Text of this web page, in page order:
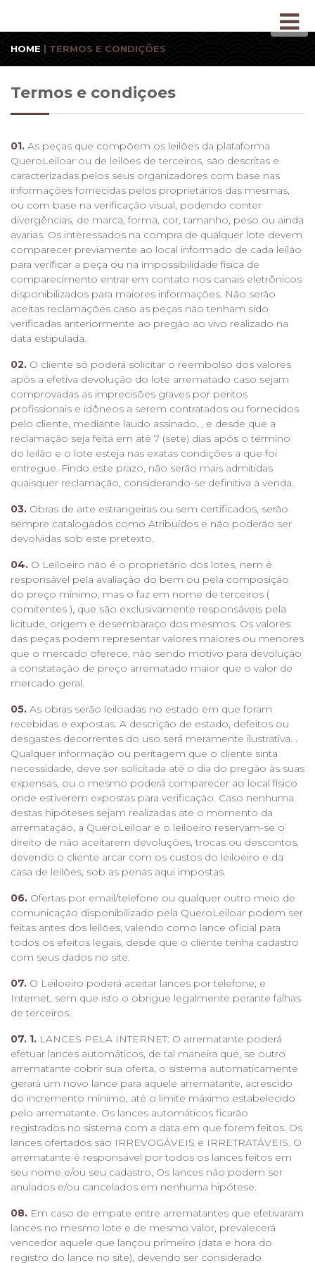
HOME | TERMOS E CONDIÇÕES
Termos e condiçoes
01. As peças que compõem os leilões da plataforma
QueroLeiloar ou de leilões de terceiros, são descritas e
caracterizadas pelos seus organizadores com base nas
informações fornecidas pelos proprietários das mesmas,
ou com base na verificação visual, podendo conter
divergências, de marca, forma, cor, tamanho, peso ou ainda
avarias. Os interessados na compra de qualquer lote devem
comparecer previamente ao local informado de cada leilão
para verificar a peça ou na impossibilidade física de
comparecimento entrar em contato nos canais eletrônicos
disponibilizados para maiores informações. Não serão
aceitas reclamações caso as peças não tenham sido
verificadas anteriormente ao pregão ao vivo realizado na
data estipulada.
02. O cliente só poderá solicitar o reembolso dos valores
após a efetiva devolução do lote arrematado caso sejam
comprovadas as imprecisões graves por peritos
profissionais e idôneos a serem contratados ou fornecidos
pelo cliente, mediante laudo assinado, , e desde que a
reclamação seja feita em até 7 (sete) dias após o término
do leilão e o lote esteja nas exatas condições a que foi
entregue. Findo este prazo, não serão mais admitidas
quaisquer reclamação, considerando-se definitiva a venda.
03. Obras de arte estrangeiras ou sem certificados, serão
sempre catalogados como Atribuídos e não poderão ser
devolvidas sob este pretexto.
04. O Leiloeiro não é o proprietário dos lotes, nem é
responsável pela avaliação do bem ou pela composição
do preço mínimo, mas o faz em nome de terceiros (
comitentes ), que são exclusivamente responsáveis pela
licitude, origem e desembaraço dos mesmos. Os valores
das peças podem representar valores maiores ou menores
que o mercado oferece, não sendo motivo para devolução
a constatação de preço arrematado maior que o valor de
mercado geral.
05. As obras serão leiloadas no estado em que foram
recebidas e expostas. A descrição de estado, defeitos ou
desgastes decorrentes do uso será meramente ilustrativa. .
Qualquer informação ou peritagem que o cliente sinta
necessidade, deve ser solicitada até o dia do pregão às suas
expensas, ou o mesmo poderá comparecer ao local físico
onde estiverem expostas para verificação. Caso nenhuma
destas hipóteses sejam realizadas ate o momento da
arrematação, a QueroLeiloar e o leiloeiro reservam-se o
direito de não aceitarem devoluções, trocas ou descontos,
devendo o cliente arcar com os custos do leiloeiro e da
casa de leilões, sob as penas aqui impostas.
06. Ofertas por email/telefone ou qualquer outro meio de
comunicação disponibilizado pela QueroLeiloar podem ser
feitas antes dos leilões, valendo como lance oficial para
todos os efeitos legais, desde que o cliente tenha cadastro
com seus dados no site.
07. O Leiloeiro poderá aceitar lances por telefone, e
Internet, sem que isto o obrigue legalmente perante falhas
de terceiros.
07. 1. LANCES PELA INTERNET: O arrematante poderá
efetuar lances automáticos, de tal maneira que, se outro
arrematante cobrir sua oferta, o sistema automaticamente
gerará um novo lance para aquele arrematante, acrescido
do incremento mínimo, até o limite máximo estabelecido
pelo arrematante. Os lances automáticos ficarão
registrados no sistema com a data em que forem feitos. Os
lances ofertados são IRREVOGÁVEIS e IRRETRATÁVEIS. O
arrematante é responsável por todos os lances feitos em
seu nome e/ou seu cadastro, Os lances não podem ser
anulados e/ou cancelados em nenhuma hipótese.
08. Em caso de empate entre arrematantes que efetivaram
lances no mesmo lote e de mesmo valor, prevalecerá
vencedor aquele que lançou primeiro (data e hora do
registro do lance no site), devendo ser considerado